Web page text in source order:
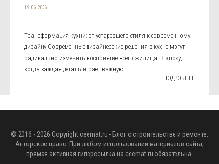
19.06.2026
Трансформация кухни: от устаревшего стиля к современному
дизайну Современные дизайнерские решения в кухне могут
радикально изменить восприятие всего жилища. В эпоху,
когда каждая деталь играет важную ...
ПОДРОБНЕЕ
© 2016 - 2026 Copyright ceemat.ru - Блог о строительстве и ремонте.
Авторское право. При любом использовании материалов сайта,
прямая активная гиперссылка на ceemat.ru обязательна.